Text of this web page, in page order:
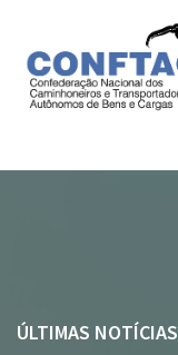
ÚLTIMAS NOTÍCIAS